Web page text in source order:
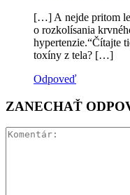
[…] A nejde pritom
o rozkolísania
hypertenzie.“Čítajte
toxíny z tela? […]
Odpoveď
ZANECHAŤ